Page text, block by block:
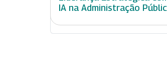
IA na Administração